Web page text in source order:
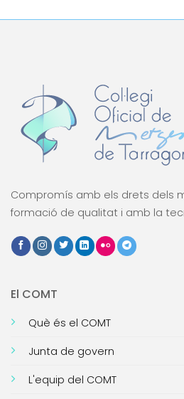
Compromís amb els drets dels
formació de qualitat i amb la
El COMT
Què és el COMT
Junta de govern
L'equip del COMT